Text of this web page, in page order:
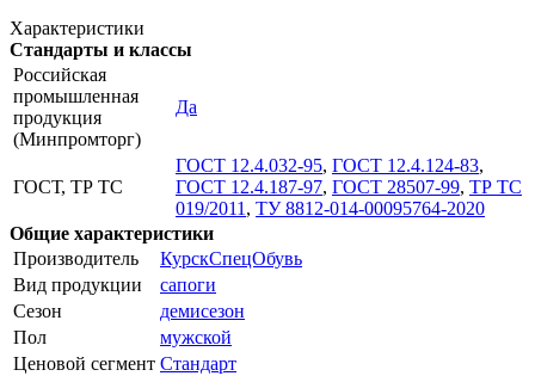
Характеристики
Стандарты и классы
Российская
промышленная
продукция
(Минпромторг)
Да
ГОСТ, ТР ТС
ГОСТ 12.4.032-95, ГОСТ 12.4.124-83,
ГОСТ 12.4.187-97, ГОСТ 28507-99, ТР ТС
019/2011 , ТУ 8812-014-00095764-2020
Общие характеристики
Производитель
КурскСпецОбувь
Вид продукции
сапоги
Сезон
демисезон
Пол
мужской
Ценовой сегмент Стандарт